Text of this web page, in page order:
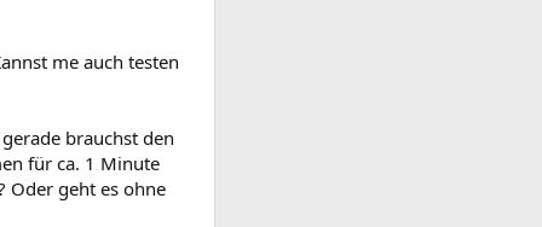
me auch testen
brauchst den
für ca. 1 Minute
Oder geht es ohne